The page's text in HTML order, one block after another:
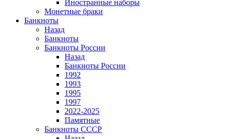
Иностранные наборы
Монетные браки
Банкноты
Назад
Банкноты
Банкноты России
Назад
Банкноты России
1992
1993
1995
1997
2022-2025
Памятные
Банкноты СССР